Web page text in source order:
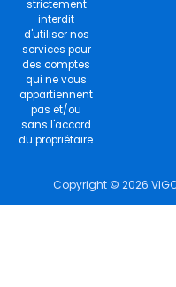
strictement
interdit
d'utiliser nos
services pour
des comptes
qui ne vous
appartiennent
pas et/ou
sans l'accord
du propriétaire.
Copyright © 2026